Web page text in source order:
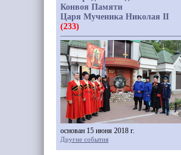
Конвоя Памяти
Царя Мученика Николая II
(233)
основан 15 июня 2018 г.
Другие события